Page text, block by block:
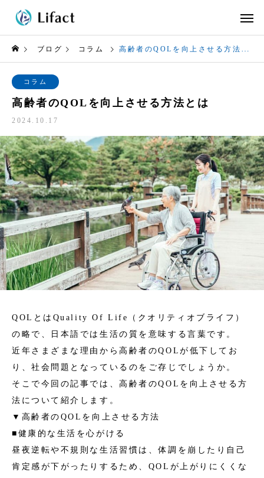
ブログ コラム 高齢者のQOLを向上させる方法とは
コラム
高齢者のQOLを向上させる方法とは
2024.10.17
QOLとはQuality Of Life（クオリティオブライフ）
の略で、日本語では生活の質を意味する言葉です。
近年さまざまな理由から高齢者のQOLが低下してお
り、社会問題となっているのをご存じでしょうか。
そこで今回の記事では、高齢者のQOLを向上させる方
法について紹介します。
▼高齢者のQOLを向上させる方法
■健康的な生活を心がける
昼夜逆転や不規則な生活習慣は、体調を崩したり自己
肯定感が下がったりするため、QOLが上がりにくくな